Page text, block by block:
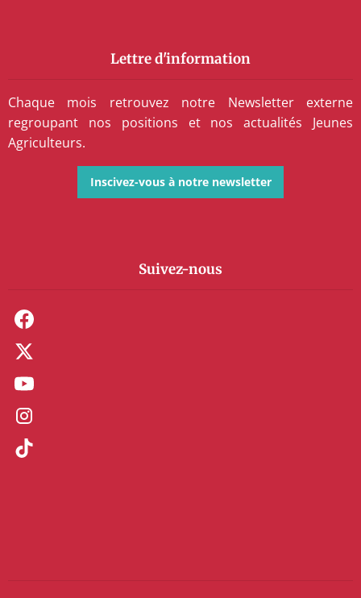
Lettre d'information
Chaque mois retrouvez notre Newsletter externe
regroupant nos positions et nos actualités Jeunes
Agriculteurs.
Inscivez-vous à notre newsletter
Suivez-nous